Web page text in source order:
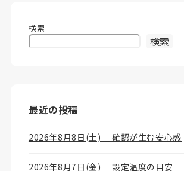
検索
検索
最近の投稿
2026年8月8日(土) 確認が生む安心感
2026年8月7日(金) 設定温度の目安